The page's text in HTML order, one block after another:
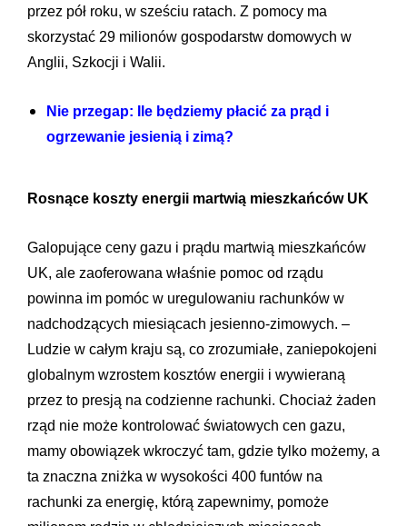
przez pół roku, w sześciu ratach. Z pomocy ma
skorzystać 29 milionów gospodarstw domowych w
Anglii, Szkocji i Walii.
Nie przegap: Ile będziemy płacić za prąd i
ogrzewanie jesienią i zimą?
Rosnące koszty energii martwią mieszkańców UK
Galopujące ceny gazu i prądu martwią mieszkańców
UK, ale zaoferowana właśnie pomoc od rządu
powinna im pomóc w uregulowaniu rachunków w
nadchodzących miesiącach jesienno-zimowych. –
Ludzie w całym kraju są, co zrozumiałe, zaniepokojeni
globalnym wzrostem kosztów energii i wywieraną
przez to presją na codzienne rachunki. Chociaż żaden
rząd nie może kontrolować światowych cen gazu,
mamy obowiązek wkroczyć tam, gdzie tylko możemy, a
ta znaczna zniżka w wysokości 400 funtów na
rachunki za energię, którą zapewnimy, pomoże